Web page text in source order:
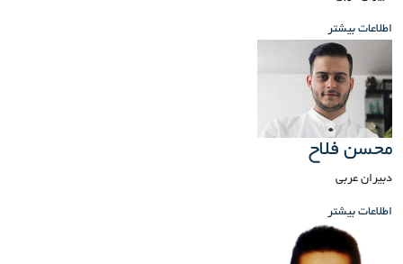
اطلاعات بیشتر
محسن فلاح
دبیران عربی
اطلاعات بیشتر